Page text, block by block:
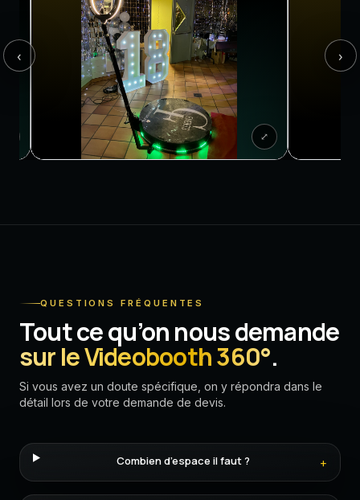
‹ ›
⤢
QUESTIONS FRÉQUENTES
Tout ce qu’on nous demande
sur le Videobooth 360°.
Si vous avez un doute spécifique, on y répondra dans le
détail lors de votre demande de devis.
Combien d’espace il faut ? +